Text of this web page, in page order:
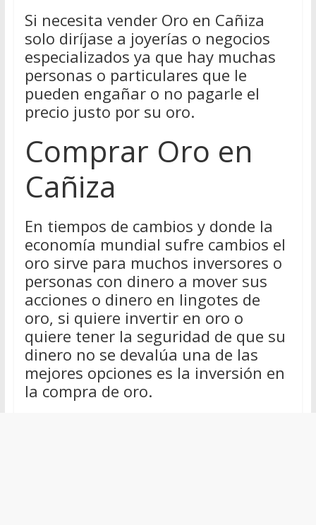
Si necesita vender Oro en Cañiza
solo diríjase a joyerías o negocios
especializados ya que hay muchas
personas o particulares que le
pueden engañar o no pagarle el
precio justo por su oro.
Comprar Oro en
Cañiza
En tiempos de cambios y donde la
economía mundial sufre cambios el
oro sirve para muchos inversores o
personas con dinero a mover sus
acciones o dinero en lingotes de
oro, si quiere invertir en oro o
quiere tener la seguridad de que su
dinero no se devalúa una de las
mejores opciones es la inversión en
la compra de oro.